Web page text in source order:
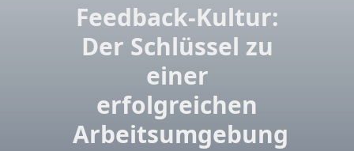
Feedback-Kultur:
Der Schlüssel zu
einer
erfolgreichen
Arbeitsumgebung